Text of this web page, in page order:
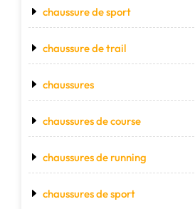
chaussure de sport
chaussure de trail
chaussures
chaussures de course
chaussures de running
chaussures de sport